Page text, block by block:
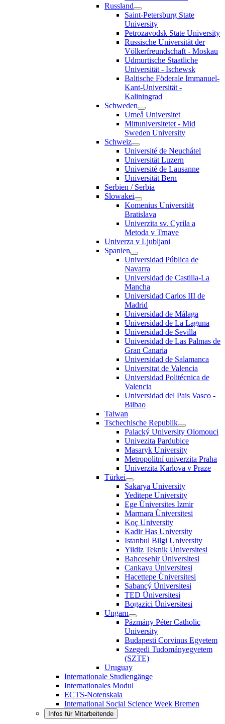
Russland
Saint-Petersburg State
University
Petrozavodsk State University
Russische Universität der
Völkerfreundschaft - Moskau
Udmurtische Staatliche
Universität - Ischewsk
Baltische Föderale Immanuel-
Kant-Universität -
Kaliningrad
Schweden
Umeå Universitet
Mittuniversitetet - Mid
Sweden University
Schweiz
Université de Neuchátel
Universität Luzern
Université de Lausanne
Universität Bern
Serbien / Serbia
Slowakei
Komenius Universität
Bratislava
Univerzita sv. Cyrila a
Metoda v Trnave
Univerza v Ljubljani
Spanien
Universidad Pública de
Navarra
Universidad de Castilla-La
Mancha
Universidad Carlos III de
Madrid
Universidad de Málaga
Universidad de La Laguna
Universidad de Sevilla
Universidad de Las Palmas de
Gran Canaria
Universidad de Salamanca
Universitat de Valencia
Universidad Politécnica de
Valencia
Universidad del Pais Vasco -
Bilbao
Taiwan
Tschechische Republik
Palacký University Olomouci
Univezita Pardubice
Masaryk University
Metropolitní univerzita Praha
Univerzita Karlova v Praze
Türkei
Sakarya University
Yeditepe University
Ege Üniversites Izmir
Marmara Üniversitesi
Koç University
Kadir Has University
Istanbul Bilgi University
Yildiz Teknik Üniversitesi
Bahcesehir Üniversitesi
Cankaya Üniversitesi
Hacettepe Üniversitesi
Sabancý Üniversitesi
TED Üniversitesi
Bogazici Üniversitesi
Ungarn
Pázmány Péter Catholic
University
Budapesti Corvinus Egyetem
Szegedi Tudományegyetem
(SZTE)
Uruguay
Internationale Studiengänge
Internationales Modul
ECTS-Notenskala
International Social Science Week Bremen
Infos für Mitarbeitende